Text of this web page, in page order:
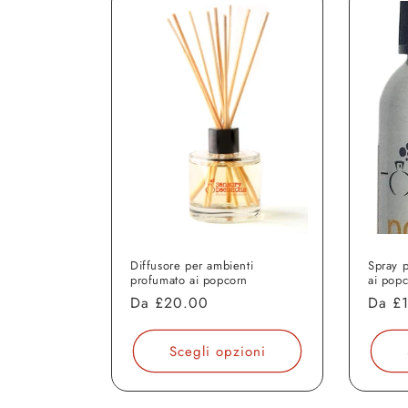
Diffusore per ambienti
profumato ai popcorn
Prezzo
listino
Da £20.00
Scegli opzioni
Spray
ai
Da